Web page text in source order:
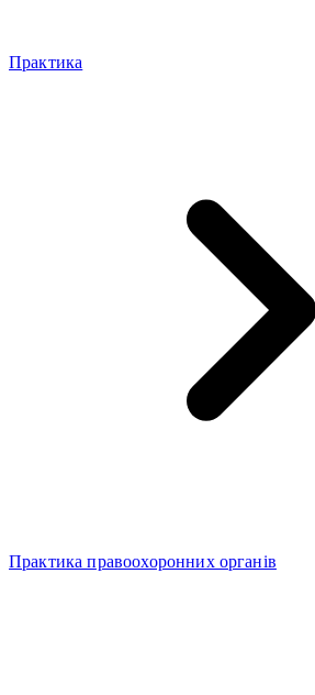
Практика
Практика правоохоронних органів